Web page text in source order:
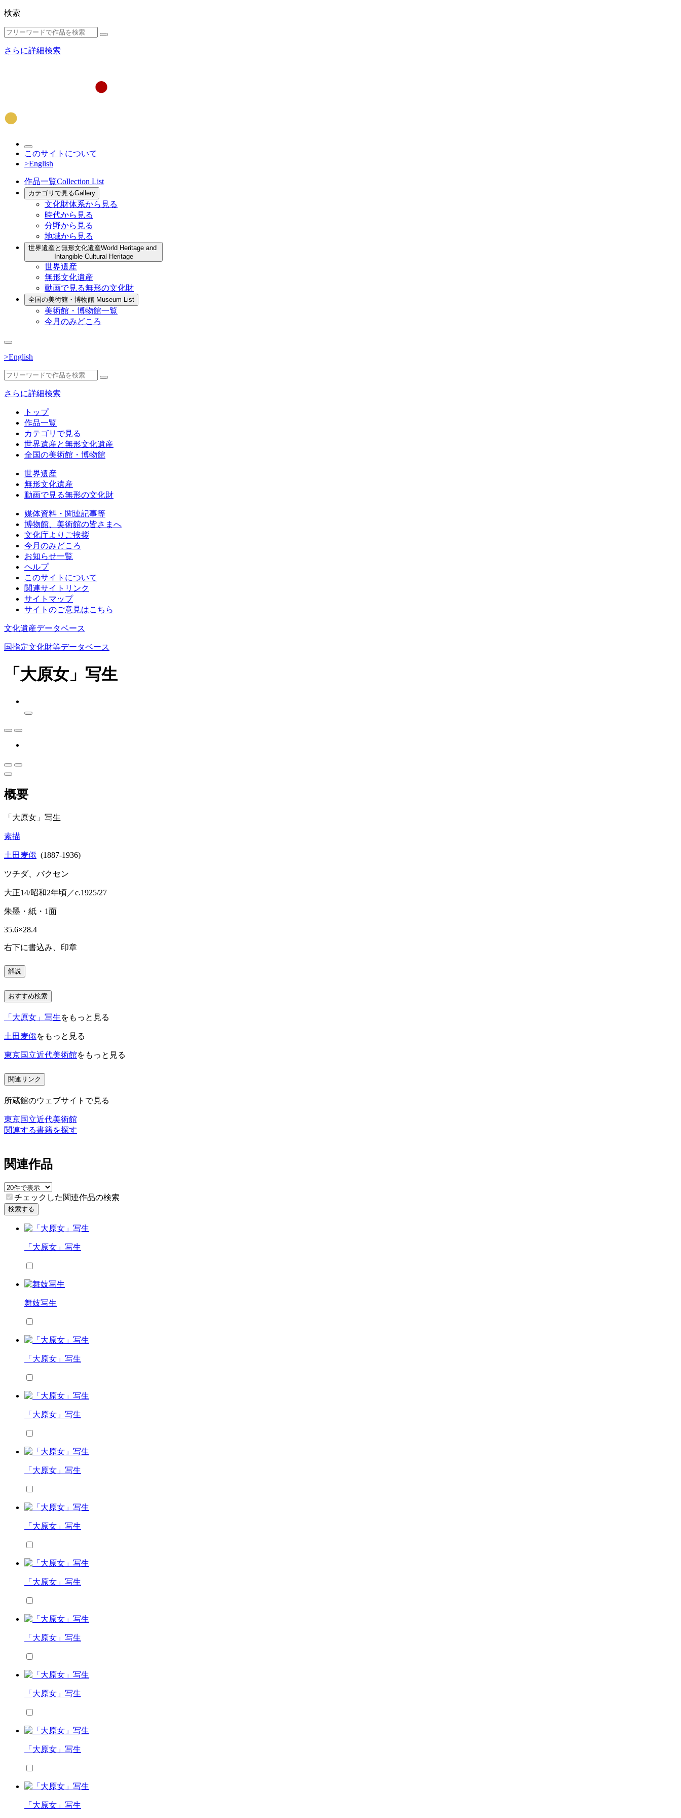
検索
さらに詳細検索
このサイトについて
>English
作品一覧Collection List
カテゴリで見るGallery
文化財体系から見る
時代から見る
分野から見る
地域から見る
世界遺産と無形文化遺産World Heritage and
Intangible Cultural Heritage
世界遺産
無形文化遺産
動画で見る無形の文化財
全国の美術館・博物館 Museum List
美術館・博物館一覧
今月のみどころ
>English
さらに詳細検索
トップ
作品一覧
カテゴリで見る
世界遺産と無形文化遺産
全国の美術館・博物館
世界遺産
無形文化遺産
動画で見る無形の文化財
媒体資料・関連記事等
博物館、美術館の皆さまへ
文化庁よりご挨拶
今月のみどころ
お知らせ一覧
ヘルプ
このサイトについて
関連サイトリンク
サイトマップ
サイトのご意見はこちら
文化遺産データベース
国指定文化財等データベース
「大原女」写生
概要
「大原女」写生
素描
土田麦僊 (1887-1936)
ツチダ、バクセン
大正14/昭和2年頃／c.1925/27
朱墨・紙・1面
35.6×28.4
右下に書込み、印章
解説
おすすめ検索
「大原女」写生をもっと見る
土田麦僊をもっと見る
東京国立近代美術館をもっと見る
関連リンク
所蔵館のウェブサイトで見る
東京国立近代美術館
関連する書籍を探す
関連作品
チェックした関連作品の検索
検索する
「大原女」写生
舞妓写生
「大原女」写生
「大原女」写生
「大原女」写生
「大原女」写生
「大原女」写生
「大原女」写生
「大原女」写生
「大原女」写生
「大原女」写生